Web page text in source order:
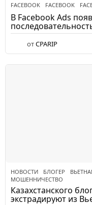
FACEBOOK FACEBOOK ,
В Facebook Ads
отCPARIP
НОВОСТИ БЛОГЕР ,
МОШЕННИЧЕСТВО
Казахстанского
экстрадируют из